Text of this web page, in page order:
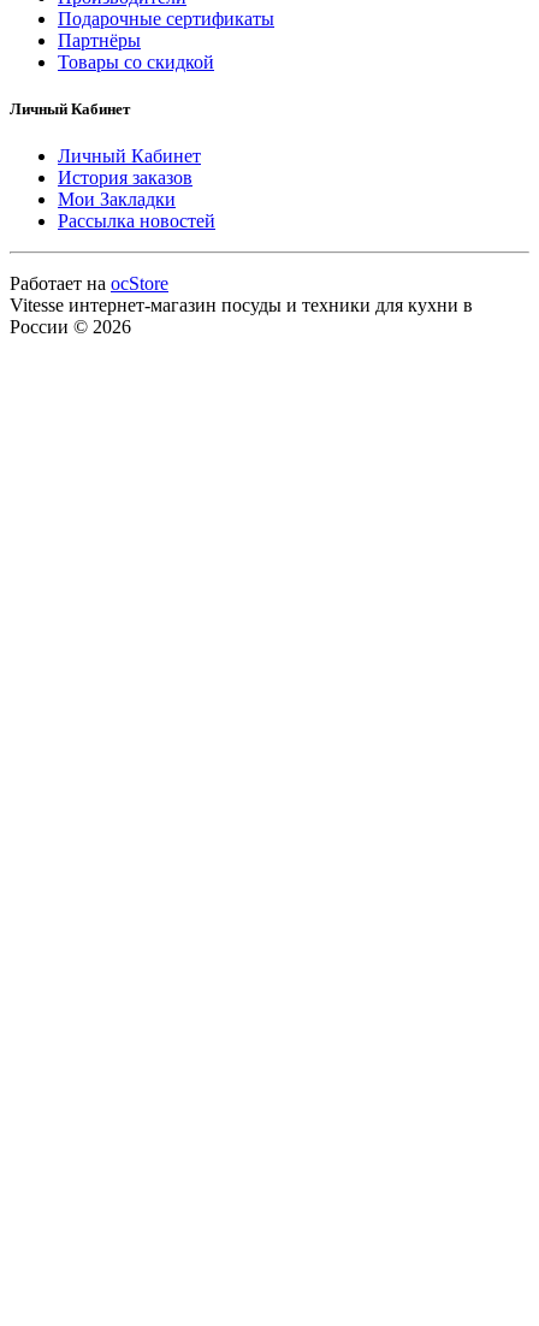
Подарочные сертификаты
Партнёры
Товары со скидкой
Личный Кабинет
Личный Кабинет
История заказов
Мои Закладки
Рассылка новостей
Работает на ocStore
Vitesse интернет-магазин посуды и техники для кухни в
России © 2026